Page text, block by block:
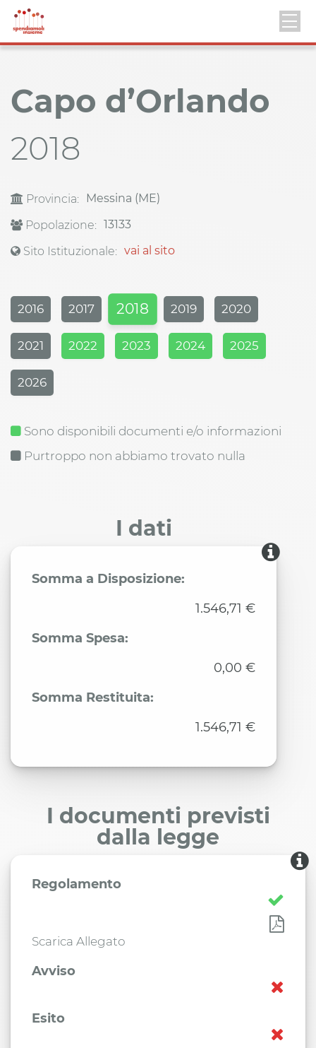
Capo d’Orlando
2018
Provincia:
Messina (ME)
Popolazione: 13133
Sito Istituzionale: vai al sito
2016 2017 2018 2019 2020
2021 2022 2023 2024 2025
2026
Sono disponibili documenti e/o informazioni
Purtroppo non abbiamo trovato nulla
I dati
Somma a Disposizione:
1.546,71 €
Somma Spesa:
0,00 €
Somma Restituita:
1.546,71 €
I documenti previsti
dalla legge
Regolamento
Scarica Allegato
Avviso
Esito